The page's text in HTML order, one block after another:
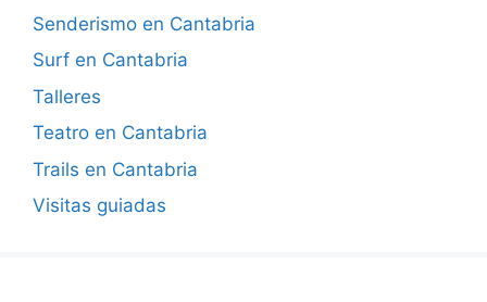
Senderismo en Cantabria
Surf en Cantabria
Talleres
Teatro en Cantabria
Trails en Cantabria
Visitas guiadas